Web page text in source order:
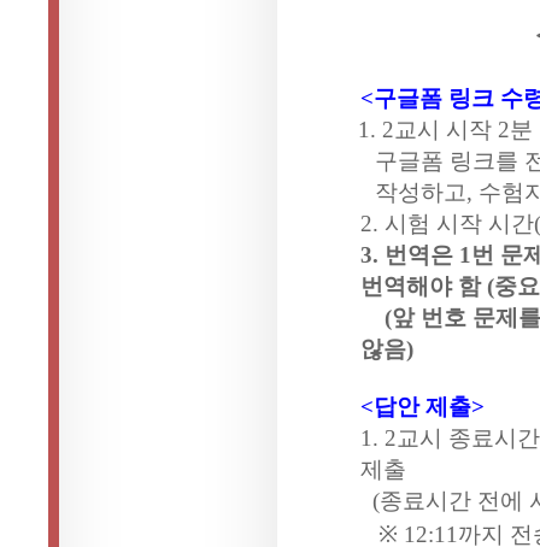
<
<구글폼 링크 수
1. 2교시 시작 2분
구글폼 링크를
작성하고, 수험
2. 시험 시작 시간
3. 번역은 1 번 문
번역해야 함(중요
(앞 번호 문제
않음)
<답안 제출>
1. 2교시 종료시간
제출
(종료시간 전에
※ 12:11 까지 전